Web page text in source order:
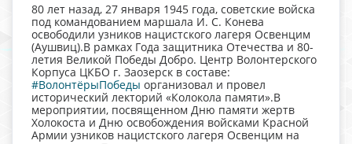
80 лет назад, 27 января 1945 года, советские войска
под командованием маршала И. С. Конева
освободили узников нацистского лагеря Освенцим
(Аушвиц).В рамках Года защитника Отечества и 80-
летия Великой Победы Добро. Центр Волонтерского
Корпуса ЦКБО г. Заозерск в составе:
#ВолонтёрыПобеды организовал и провел
исторический лекторий «Колокола памяти».В
мероприятии, посвященном Дню памяти жертв
Холокоста и Дню освобождения войсками Красной
Армии узников нацистского лагеря Освенцим на